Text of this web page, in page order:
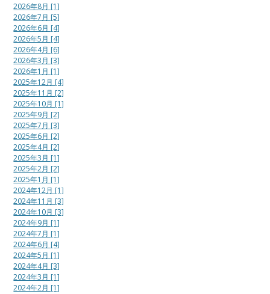
2026年8月 [1]
2026年7月 [5]
2026年6月 [4]
2026年5月 [4]
2026年4月 [6]
2026年3月 [3]
2026年1月 [1]
2025年12月 [4]
2025年11月 [2]
2025年10月 [1]
2025年9月 [2]
2025年7月 [3]
2025年6月 [2]
2025年4月 [2]
2025年3月 [1]
2025年2月 [2]
2025年1月 [1]
2024年12月 [1]
2024年11月 [3]
2024年10月 [3]
2024年9月 [1]
2024年7月 [1]
2024年6月 [4]
2024年5月 [1]
2024年4月 [3]
2024年3月 [1]
2024年2月 [1]